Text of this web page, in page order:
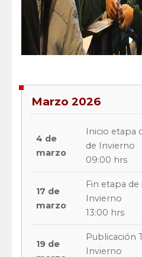
Marzo 2026
4 de
marzo
Inicio etapa
de Invierno
09:00 hrs
17 de
marzo
Fin etapa de
Invierno
13:00 hrs
19 de
Publicación
Invierno